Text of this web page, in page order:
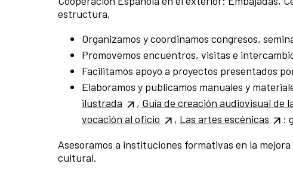
estructura,
Organizamos y coordinamos congresos,
Promovemos encuentros, visitas e
Facilitamos apoyo a proyectos presentados
Elaboramos y publicamos manuales y
ilustrada
, Guía de creación audiovisual de
vocación al oficio
, Las artes escénicas
:
Asesoramos a instituciones formativas en la
cultural.